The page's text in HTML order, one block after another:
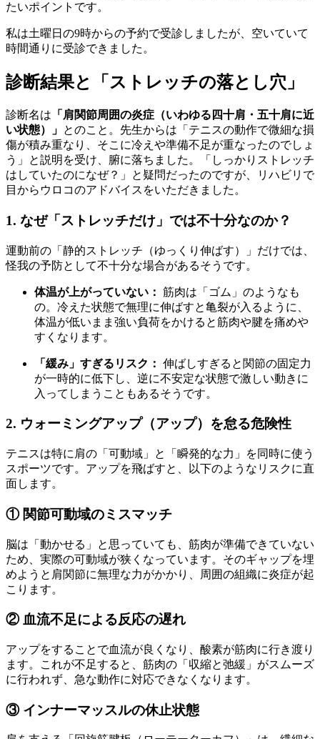
たいポイントです。
私は土曜日の9時からの予約で受診しましたが、空いていて
時間通りに受診できました。
診断結果と「ストレッチの落とし穴」
診断名は 「肩関節周囲の炎症（いわゆる四十肩・五十肩に近
い状態）」 とのこと。先生からは「テニスの動作で微細な損
傷が積み重なり、そこに冷えや準備不足が重なったのでしょ
う」と説明を受け、腑に落ちました。「しっかりストレッチ
はしていたのになぜ？」と疑問だったのですが、リハビリで
目からウロコのアドバイスをいただきました。
1. なぜ「ストレッチだけ」では不十分なのか？
運動前の「静的ストレッチ（ゆっくり伸ばす）」だけでは、
怪我の予防として不十分な場合があるそうです。
体温が上がっていない： 筋肉は「ゴム」のようなも
の。冷えた状態で無理に伸ばすと亀裂が入るように、
体温が低いまま強い負荷をかけると筋肉や腱を痛めや
すくなります。
「緩み」すぎるリスク： 伸ばしすぎると関節の固定力
が一時的に低下し、逆に不安定な状態で激しい動きに
入ってしまうこともあるそうです。
2. ウォーミングアップ（アップ）を怠る危険性
テニスは特に肩の「可動域」と「瞬発的な力」を同時に使う
スポーツです。アップを飛ばすと、以下のようなリスクに直
面します。
① 関節可動域のミスマッチ
脳は「動かせる」と思っていても、筋肉が準備できていない
ため、実際の可動域が狭くなっています。そのギャップを埋
めようと肩関節に無理な力がかかり、周囲の組織に炎症が起
こります。
② 血流不足による反応の遅れ
アップをすることで血流が良くなり、酸素が筋肉に行き渡り
ます。これが不足すると、筋肉の「収縮と弛緩」がスムーズ
に行われず、急な動作に対応できなくなります。
③ インナーマッスルの休止状態